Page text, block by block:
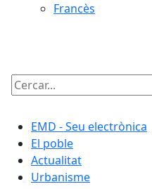
Francès
Cercar:
EMD - Seu electrònica
El poble
Actualitat
Urbanisme